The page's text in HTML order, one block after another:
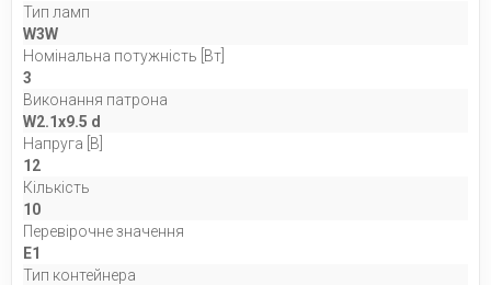
Тип ламп
W3W
Номінальна потужність [Вт]
3
Виконання патрона
W2.1x9.5 d
Напруга [В]
12
Кількість
10
Перевірочне значення
E1
Тип контейнера